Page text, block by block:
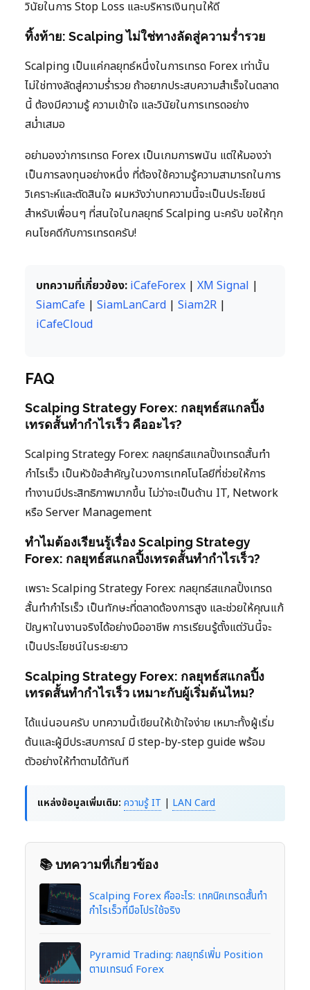
วินัยในการ Stop Loss และบริหารเงินทุนให้ดี
ทิ้งท้าย: Scalping ไม่ใช่ทางลัดสู่ความร่ำรวย
Scalping เป็นแค่กลยุทธ์หนึ่งในการเทรด Forex เท่านั้น
ไม่ใช่ทางลัดสู่ความร่ำรวย ถ้าอยากประสบความสำเร็จในตลาด
นี้ ต้องมีความรู้ ความเข้าใจ และวินัยในการเทรดอย่าง
สม่ำเสมอ
อย่ามองว่าการเทรด Forex เป็นเกมการพนัน แต่ให้มองว่า
เป็นการลงทุนอย่างหนึ่ง ที่ต้องใช้ความรู้ความสามารถในการ
วิเคราะห์และตัดสินใจ ผมหวังว่าบทความนี้จะเป็นประโยชน์
สำหรับเพื่อนๆ ที่สนใจในกลยุทธ์ Scalping นะครับ ขอให้ทุก
คนโชคดีกับการเทรดครับ!
บทความที่เกี่ยวข้อง: iCafeForex | XM Signal |
SiamCafe | SiamLanCard | Siam2R |
iCafeCloud
FAQ
Scalping Strategy Forex: กลยุทธ์สแกลปิ้ง
เทรดสั้นทำกำไรเร็ว คืออะไร?
Scalping Strategy Forex: กลยุทธ์สแกลปิ้งเทรดสั้นทำ
กำไรเร็ว เป็นหัวข้อสำคัญในวงการเทคโนโลยีที่ช่วยให้การ
ทำงานมีประสิทธิภาพมากขึ้น ไม่ว่าจะเป็นด้าน IT, Network
หรือ Server Management
ทำไมต้องเรียนรู้เรื่อง Scalping Strategy
Forex: กลยุทธ์สแกลปิ้งเทรดสั้นทำกำไรเร็ว?
เพราะ Scalping Strategy Forex: กลยุทธ์สแกลปิ้งเทรด
สั้นทำกำไรเร็ว เป็นทักษะที่ตลาดต้องการสูง และช่วยให้คุณแก้
ปัญหาในงานจริงได้อย่างมืออาชีพ การเรียนรู้ตั้งแต่วันนี้จะ
เป็นประโยชน์ในระยะยาว
Scalping Strategy Forex: กลยุทธ์สแกลปิ้ง
เทรดสั้นทำกำไรเร็ว เหมาะกับผู้เริ่มต้นไหม?
ได้แน่นอนครับ บทความนี้เขียนให้เข้าใจง่าย เหมาะทั้งผู้เริ่ม
ต้นและผู้มีประสบการณ์ มี step-by-step guide พร้อม
ตัวอย่างให้ทำตามได้ทันที
แหล่งข้อมูลเพิ่มเติม: ความรู้ IT | LAN Card
📚 บทความที่เกี่ยวข้อง
Scalping Forex คืออะไร: เทคนิคเทรดสั้นทำ
กำไรเร็วที่มือโปรใช้จริง
Pyramid Trading: กลยุทธ์เพิ่ม Position
ตามเทรนด์ Forex